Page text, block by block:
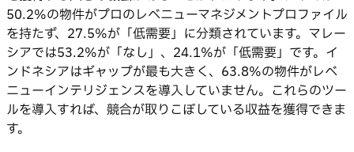
50.2%の物件がプロのレベニューマネジメントプロファイル
を持たず、27.5%が「低需要」に分類されています。マレー
シアでは53.2%が「なし」、24.1%が「低需要」です。イ
ンドネシアはギャップが最も大きく、63.8%の物件がレベ
ニューインテリジェンスを導入していません。これらのツー
ルを導入すれば、競合が取りこぼしている収益を獲得できま
す。